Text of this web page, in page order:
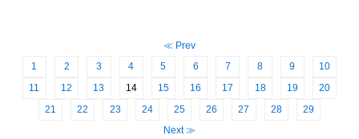
≪ Prev
1
2 3 4 5 6 7 8 9
10
11
12 13 14 15 16 17 18 19
20
21
22 23 24 25 26 27 28
29
Next ≫